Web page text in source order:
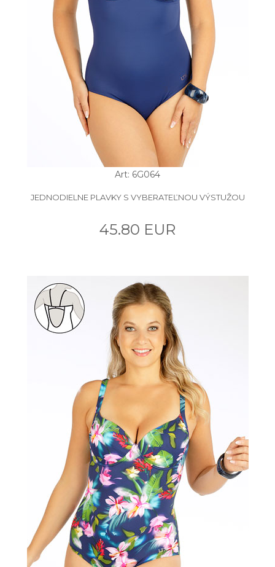
Art: 6G064
JEDNODIELNE PLAVKY S VYBERATEĽNOU VÝSTUŽOU
45.80 EUR